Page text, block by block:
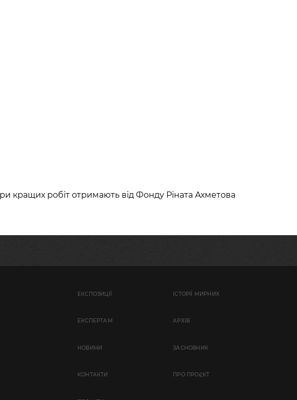
кращих робіт отримають від Фонду Ріната Ахметова
ЕКСПОЗИЦІЇ ІСТОРІЇ МИРНИХ
EКСПЕРТАМ АРХІВ
НОВИНИ ЗАСНОВНИК
КОНТАКТИ ПРО ПРОЄКТ